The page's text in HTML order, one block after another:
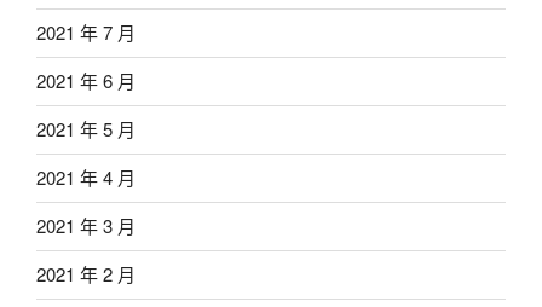
2021 年 7 月
2021 年 6 月
2021 年 5 月
2021 年 4 月
2021 年 3 月
2021 年 2 月